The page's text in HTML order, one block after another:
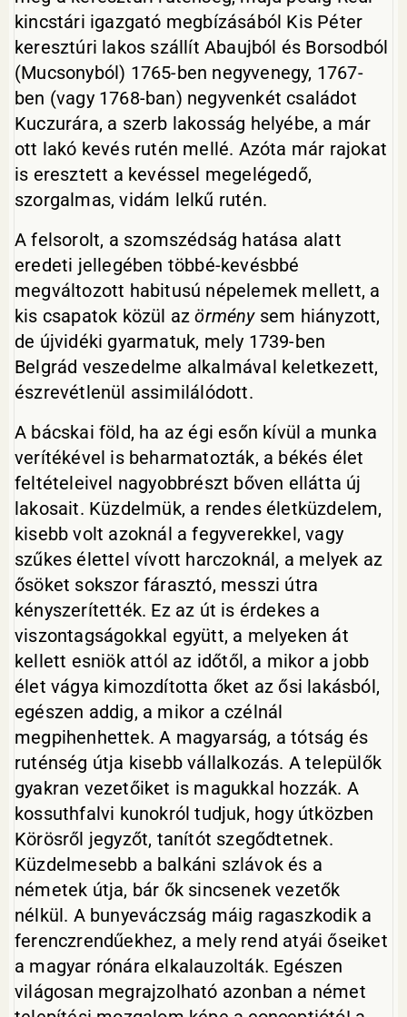
kincstári igazgató megbízásából Kis Péter
keresztúri lakos szállít Abaujból és Borsodból
(Mucsonyból) 1765-ben negyvenegy, 1767-
ben (vagy 1768-ban) negyvenkét családot
Kuczurára, a szerb lakosság helyébe, a már
ott lakó kevés rutén mellé. Azóta már rajokat
is eresztett a kevéssel megelégedő,
szorgalmas, vidám lelkű rutén.
A felsorolt, a szomszédság hatása alatt
eredeti jellegében többé-kevésbbé
megváltozott habitusú népelemek mellett, a
kis csapatok közül azörménysem hiányzott,
de újvidéki gyarmatuk, mely 1739-ben
Belgrád veszedelme alkalmával keletkezett,
észrevétlenül assimilálódott.
A bácskai föld, ha az égi esőn kívül a munka
verítékével is beharmatozták, a békés élet
feltételeivel nagyobbrészt bőven ellátta új
lakosait. Küzdelmük, a rendes életküzdelem,
kisebb volt azoknál a fegyverekkel, vagy
szűkes élettel vívott harczoknál, a melyek az
ősöket sokszor fárasztó, messzi útra
kényszerítették. Ez az út is érdekes a
viszontagságokkal együtt, a melyeken át
kellett esniök attól az időtől, a mikor a jobb
élet vágya kimozdította őket az ősi lakásból,
egészen addig, a mikor a czélnál
megpihenhettek. A magyarság, a tótság és
ruténség útja kisebb vállalkozás. A települők
gyakran vezetőiket is magukkal hozzák. A
kossuthfalvi kunokról tudjuk, hogy útközben
Körösről jegyzőt, tanítót szegődtetnek.
Küzdelmesebb a balkáni szlávok és a
németek útja, bár ők sincsenek vezetők
nélkül. A bunyeváczság máig ragaszkodik a
ferenczrendűekhez, a mely rend atyái őseiket
a magyar rónára elkalauzolták. Egészen
világosan megrajzolható azonban a német